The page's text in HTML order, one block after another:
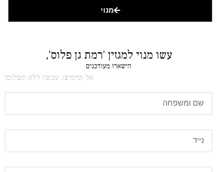
מנוי
עשו מנוי למגזין 'רמת גן פלוס',
הישארו מעודכנים
אל תחמיצו, עכשיו ללא תשלום!